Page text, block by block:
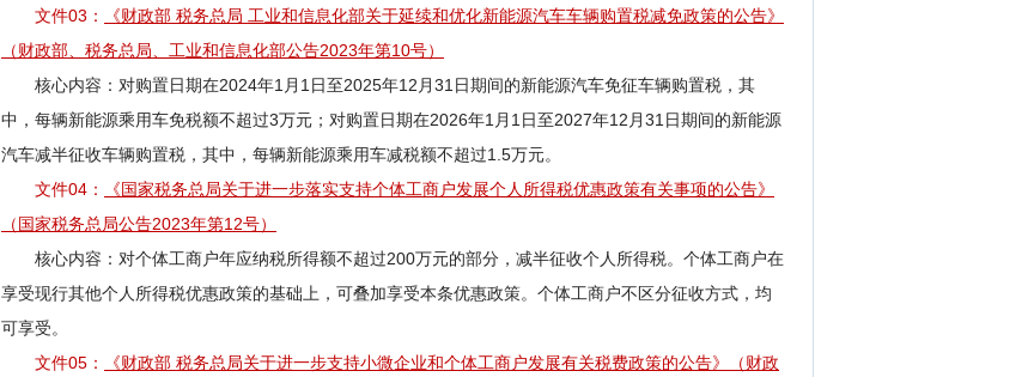
文件03：
《财政部 税务总局 工业和信息化部关于延续和优化新能源汽车车辆购置税减免政策的公告》
（财政部、税务总局、工业和信息化部公告2023年第10号）
核心内容： 对购置日期在2024年1月1日至2025年12月31日期间的新能源汽车免征车辆购置税，其
中，每辆新能源乘用车免税额不超过3万元；对购置日期在2026年1月1日至2027年12月31日期间的新能源
汽车减半征收车辆购置税，其中，每辆新能源乘用车减税额不超过1.5万元。
文件04：
《国家税务总局关于进一步落实支持个体工商户发展个人所得税优惠政策有关事项的公告》
（国家税务总局公告2023年第12号）
核心内容： 对个体工商户年应纳税所得额不超过200万元的部分，减半征收个人所得税。个体工商户在
享受现行其他个人所得税优惠政策的基础上，可叠加享受本条优惠政策。个体工商户不区分征收方式，均
可享受。
文件05：
《财政部 税务总局关于进一步支持小微企业和个体工商户发展有关税费政策的公告》（财政